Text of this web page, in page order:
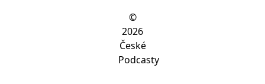
©
2026
České
Podcasty